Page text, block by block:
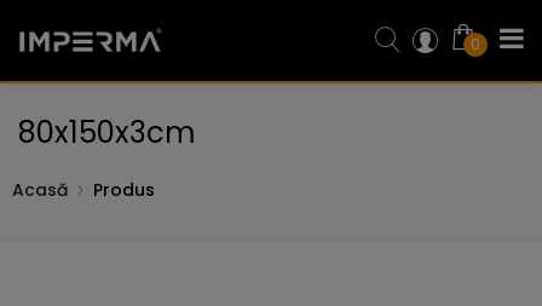
0
80x150x3cm
Acasă Produs